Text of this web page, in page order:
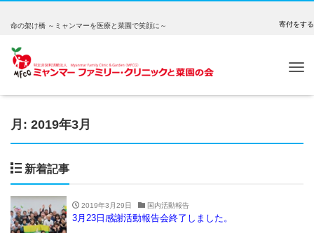
寄付をする
命の架け橋 ～ミャンマーを医療と菜園で笑顔に～
月: 2019年3月
新着記事
2019年3月29日 国内活動報告
3月23日感謝活動報告会終了しました。